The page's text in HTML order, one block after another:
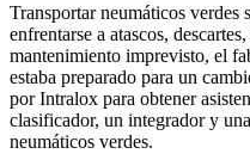
Transportar neumáticos
enfrentarse a atascos,
mantenimiento imprevisto, el
estaba preparado para un
por Intralox para obtener
clasificador, un integrador y
neumáticos verdes.